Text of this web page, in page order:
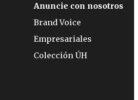
Anuncie con nosotros
Brand Voice
Empresariales
Colección ÚH